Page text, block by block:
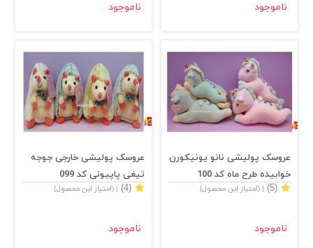
ناموجود ناموجود
عروسک پولیشی نانو یونیکورن
خوابیده طرح ماه کد 100
unicorn
(5) | (امتیاز این محصول)
ناموجود
عروسک پولیشی خارجی جوجه
تیغی پاپیونی کد 099
porcupine
(4) | (امتیاز این محصول)
ناموجود